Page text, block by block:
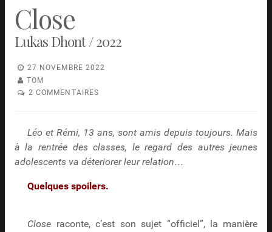
Close
Lukas Dhont / 2022
27 NOVEMBRE 2022
TOM
2 COMMENTAIRES
Léo et Rémi, 13 ans, sont amis depuis toujours. Mais
à la rentrée des classes, le regard des autres jeunes
adolescents va déteriorer leur relation…
Quelques spoilers.
Close raconte, c’est son sujet “officiel”, la manière